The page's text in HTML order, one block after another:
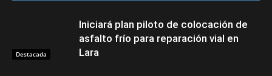
Destacada
Iniciará plan piloto de colocación de
asfalto frío para reparación vial en
Lara